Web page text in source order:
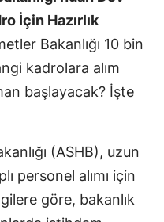
İçin Hazırlık
Bakanlığı 10 bin
kadrolara alım
başlayacak? İşte
(ASHB), uzun
personel alımı için
göre, bakanlık